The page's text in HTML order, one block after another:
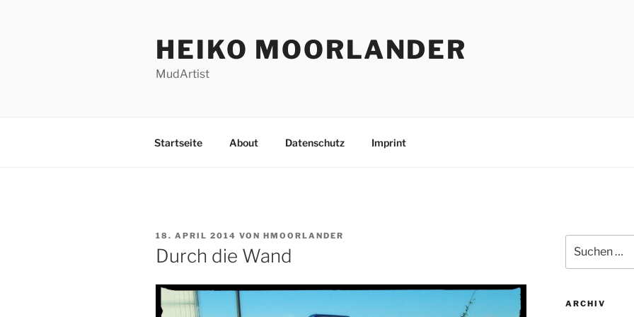
HEIKO MOORLANDER
MudArtist
Startseite About Datenschutz Imprint
VERÖFFENTLICHT
AM
18. APRIL 2014 VON HMOORLANDER
Durch die Wand
nach:
ARCHIV